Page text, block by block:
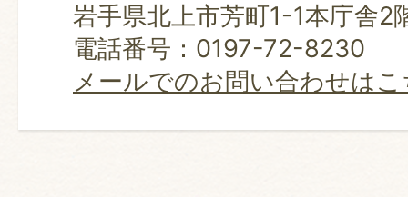
岩手県北上市芳町1-1本庁舎2
電話番号：0197-72-8230
メールでのお問い合わせは